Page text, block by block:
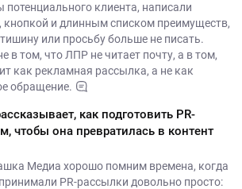
клиента, написали
кнопкой и длинным списком преимуществ,
или просьбу больше не писать.
в том, что ЛПР не читает почту, а в том,
как рекламная рассылка, а не как
обращение.
как подготовить PR-
чтобы она превратилась в контент
Медиа хорошо помним времена, когда
PR-рассылки довольно просто: